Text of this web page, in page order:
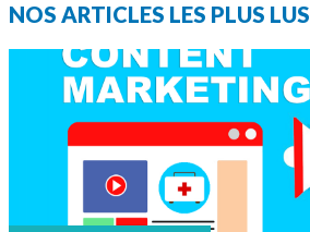
NOS ARTICLES LES PLUS LUS